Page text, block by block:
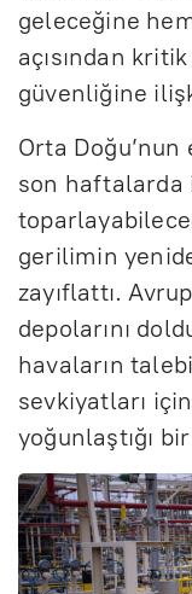
geleceğine
açısından
güvenliğine
Orta
son haftalarda
gerilimin
zayıflattı.
depolarını
havaların talebi
sevkiyatları
yoğunlaştığı